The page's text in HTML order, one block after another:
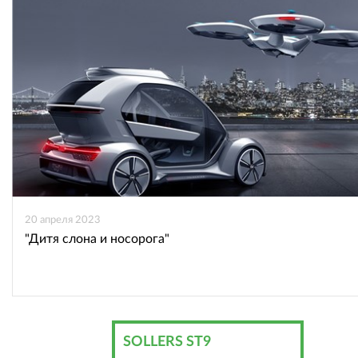
Одноклассниках
20 апреля 2023
"Дитя слона и носорога"
SOLLERS ST9